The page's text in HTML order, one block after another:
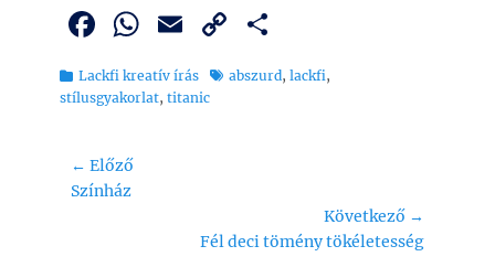
F
a
c
b
o
W
h
at
E
m
ai
C
o
p
k
ss
z
g
Kategória
Lackfi kreatív írás Tagsabszurd, lackfi,
stílusgyakorlat, titanic
Bejegyzés
navigáció
← Előző
Previous
Színház
Következő →
Fél deci tömény tökéletesség